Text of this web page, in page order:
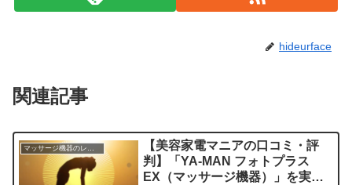
hideurface
関連記事
【美容家電マニアの口コミ・評
判】「YA-MAN フォトプラス
EX（マッサージ機器）」を実際